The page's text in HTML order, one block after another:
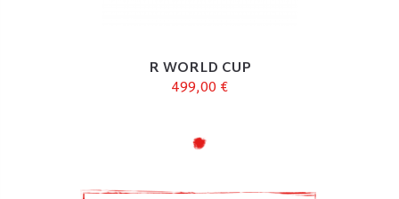
R WORLD CUP
499,00 €